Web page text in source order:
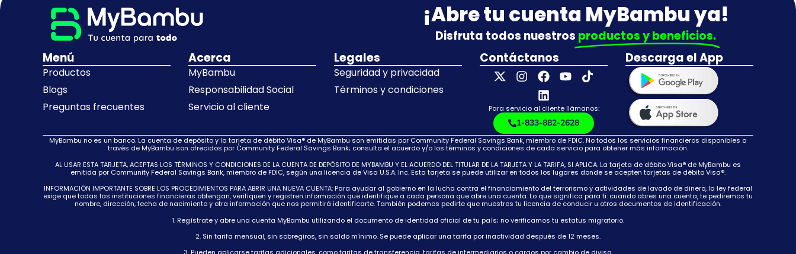
¡Abre tu cuenta MyBambu ya!
Disfruta todos nuestros productos y beneficios.
Menú
Productos
Blogs
Preguntas frecuentes
Acerca
MyBambu
Responsabilidad Social
Servicio al cliente
Legales
Seguridad y privacidad
Términos y condiciones
Contáctanos
Para servicio al cliente llámanos:
1-833-882-2628
Descarga el App
MyBambu no es un banco. La cuenta de depósito y la tarjeta de débito Visa® de MyBambu son emitidas por Community Federal Savings Bank, miembro de FDIC. No todos los servicios financieros disponibles a
través de MyBambu son ofrecidos por Community Federal Savings Bank; consulta el acuerdo y/o los términos y condiciones de cada servicio para obtener más información.
AL USAR ESTA TARJETA, ACEPTAS LOS TÉRMINOS Y CONDICIONES DE LA CUENTA DE DEPÓSITO DE MYBAMBU Y EL ACUERDO DEL TITULAR DE LA TARJETA Y LA TARIFA, SI APLICA. La tarjeta de débito Visa® de MyBambu es
emitida por Community Federal Savings Bank, miembro de FDIC, según una licencia de Visa U.S.A. Inc. Esta tarjeta se puede utilizar en todos los lugares donde se acepten tarjetas de débito Visa®.
INFORMACIÓN IMPORTANTE SOBRE LOS PROCEDIMIENTOS PARA ABRIR UNA NUEVA CUENTA: Para ayudar al gobierno en la lucha contra el financiamiento del terrorismo y actividades de lavado de dinero, la ley federal
exige que todas las instituciones financieras obtengan, verifiquen y registren información que identifique a cada persona que abre una cuenta. Lo que significa para ti: cuando abres una cuenta, te pediremos tu
nombre, dirección, fecha de nacimiento y otra información que nos permitirá identificarte. También podemos pedirte que muestres tu licencia de conducir u otros documentos de identificación.
1. Regístrate y abre una cuenta MyBambu utilizando el documento de identidad oficial de tu país; no verificamos tu estatus migratorio.
2. Sin tarifa mensual, sin sobregiros, sin saldo mínimo. Se puede aplicar una tarifa por inactividad después de 12 meses.